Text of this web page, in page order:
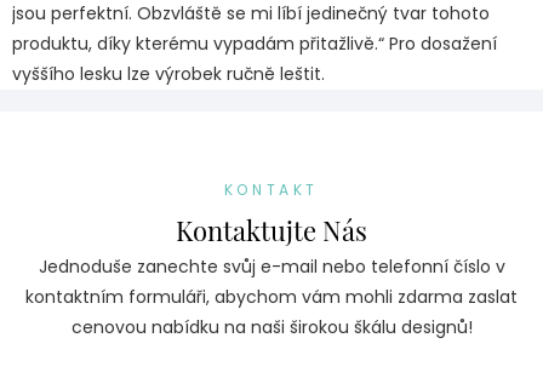
jsou perfektní. Obzvláště se mi líbí jedinečný tvar tohoto
produktu, díky kterému vypadám přitažlivě.“ Pro dosažení
vyššího lesku lze výrobek ručně leštit.
KONTAKT
Kontaktujte Nás
Jednoduše zanechte svůj e-mail nebo telefonní číslo v
kontaktním formuláři, abychom vám mohli zdarma zaslat
cenovou nabídku na naši širokou škálu designů!